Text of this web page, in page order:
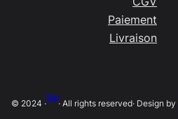
Paiement
Livraison
© 2024 ·
SLip
· All rights reserved· Design by